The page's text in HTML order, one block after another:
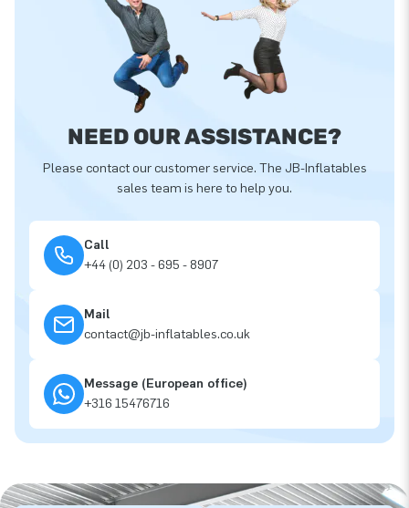
NEED OUR ASSISTANCE?
Please contact our customer service. The JB-Inflatables
sales team is here to help you.
Call
+44 (0) 203 - 695 - 8907
Mail
contact@jb-inflatables.co.uk
Message (European office)
+316 15476716